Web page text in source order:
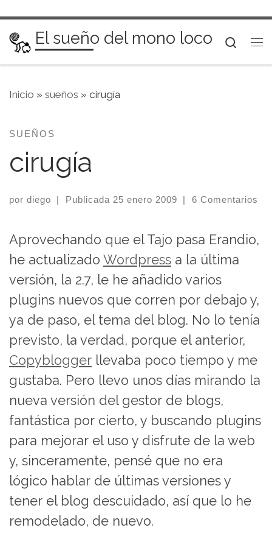
Saltar al contenido
El sueño del mono loco
Inicio » sueños » cirugía
SUEÑOS
cirugía
por diego | Publicada 25 enero 2009 | 6 Comentarios
Aprovechando que el Tajo pasa Erandio,
he actualizado Wordpress a la última
versión, la 2.7, le he añadido varios
plugins nuevos que corren por debajo y,
ya de paso, el tema del blog. No lo tenía
previsto, la verdad, porque el anterior,
Copyblogger llevaba poco tiempo y me
gustaba. Pero llevo unos días mirando la
nueva versión del gestor de blogs,
fantástica por cierto, y buscando plugins
para mejorar el uso y disfrute de la web
y, sinceramente, pensé que no era
lógico hablar de últimas versiones y
tener el blog descuidado, así que lo he
remodelado, de nuevo.